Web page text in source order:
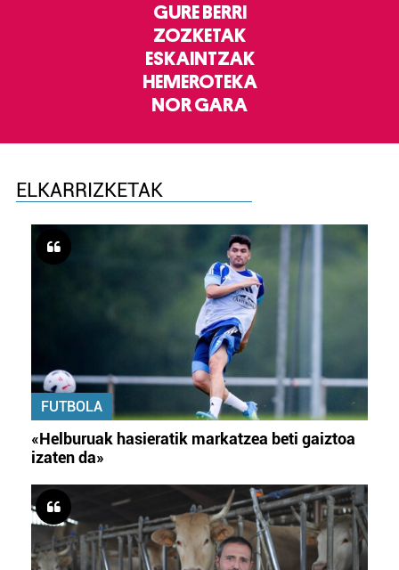
GURE BERRI
ZOZKETAK
ESKAINTZAK
HEMEROTEKA
NOR GARA
ELKARRIZKETAK
FUTBOLA
«Helburuak hasieratik markatzea beti gaiztoa
izaten da»